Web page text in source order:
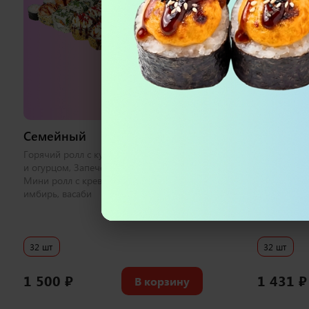
Семейный
Горячий ролл с курицей, Ролл с лососем
и огурцом, Запеченный с креветкой,
Мини ролл с креветкой 1 набор соевый,
имбирь, васаби
32 шт
1 500 ₽ В корзину
32 шт
1 431 ₽